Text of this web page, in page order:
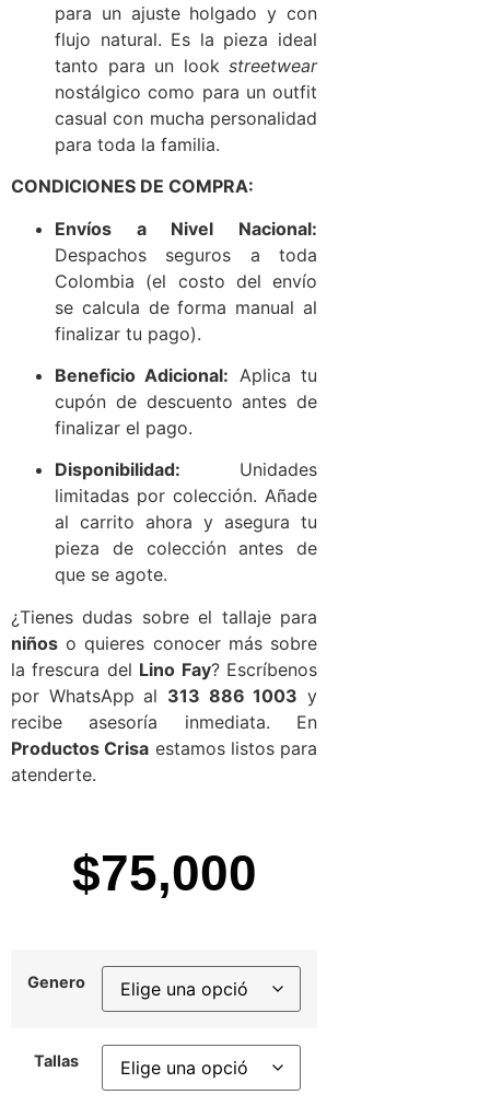
para un ajuste holgado y con
flujo natural. Es la pieza ideal
tanto para un look streetwear
nostálgico como para un outfit
casual con mucha personalidad
para toda la familia.
CONDICIONES DE COMPRA:
Envíos a Nivel Nacional:
Despachos seguros a toda
Colombia (el costo del envío
se calcula de forma manual al
finalizar tu pago).
Beneficio Adicional: Aplica tu
cupón de descuento antes de
finalizar el pago.
Disponibilidad: Unidades
limitadas por colección. Añade
al carrito ahora y asegura tu
pieza de colección antes de
que se agote.
¿Tienes dudas sobre el tallaje para
niños o quieres conocer más sobre
la frescura del Lino Fay? Escríbenos
por WhatsApp al 313 886 1003 y
recibe asesoría inmediata. En
Productos Crisa estamos listos para
atenderte.
$75,000
Genero
Tallas